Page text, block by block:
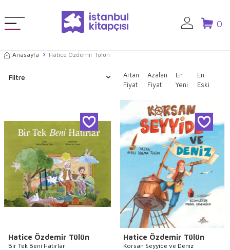
0
Anasayfa Hatice Özdemir Tülün
Filtre
Artan
Fiyat
Azalan
Fiyat
En
Yeni
En
Eski
Hatice Özdemir Tülün
Bir Tek Beni Hatırlar
Hatice Özdemir Tülün
Korsan Seyyide ve Deniz